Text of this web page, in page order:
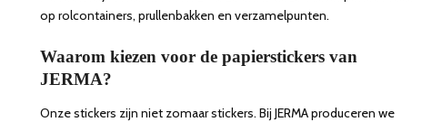
op rolcontainers, prullenbakken en verzamelpunten.
Waarom kiezen voor de papierstickers van
JERMA?
Onze stickers zijn niet zomaar stickers. Bij JERMA produceren we